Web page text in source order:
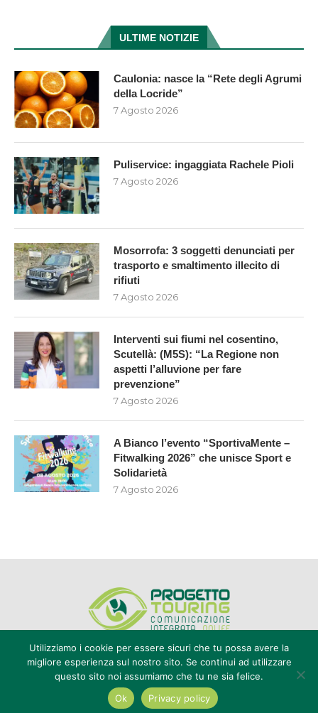
ULTIME NOTIZIE
Caulonia: nasce la “Rete degli Agrumi
della Locride”
7 Agosto 2026
Puliservice: ingaggiata Rachele Pioli
7 Agosto 2026
Mosorrofa: 3 soggetti denunciati per
trasporto e smaltimento illecito di
rifiuti
7 Agosto 2026
Interventi sui fiumi nel cosentino,
Scutellà: (M5S): “La Regione non
aspetti l’alluvione per fare
prevenzione”
7 Agosto 2026
A Bianco l’evento “SportivaMente –
Fitwalking 2026” che unisce Sport e
Solidarietà
7 Agosto 2026
Editore Progetto Touring srl - iscrizione al ROC n°20616 - P.IVA e CF
02636800803 - Reg. Tribunale Reggio Calabria n° 04/1976 -
redazione@touring104.it
Utilizziamo i cookie per essere sicuri che tu possa avere la
migliore esperienza sul nostro sito. Se continui ad utilizzare
questo sito noi assumiamo che tu ne sia felice.
Ok
Privacy policy